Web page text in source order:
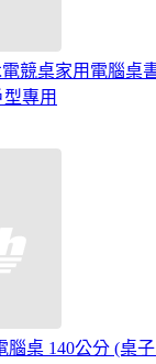
競桌家用電腦桌
專用
腦桌 140公分 (桌